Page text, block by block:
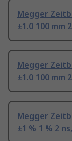
Megger
±1.0 100 mm
Megger
±1.0 100 mm
Megger
±1 % 1 % 2